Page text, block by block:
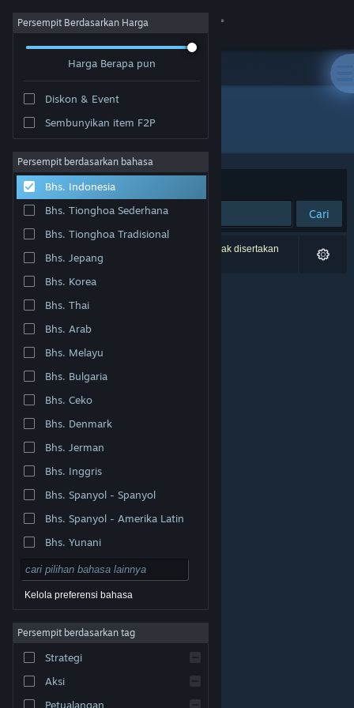
Login
Tentang
Bantuan
Ubah bahasa
Dapatkan Aplikasi Seluler Steam
Lihat situs web desktop
Undang. Semua merek dagang merupakan hak pemilik
Legal| Aksesibilitas
Pengembalian Dana
Persempit Berdasarkan Harga
Harga Berapa pun
Diskon & Event
Sembunyikan item F2P
Persempit berdasarkan bahasa
Bhs. Indonesia
Bhs. Tionghoa Sederhana
Bhs. Tionghoa Tradisional
Bhs. Jepang
Bhs. Korea
Bhs. Thai
Bhs. Arab
Bhs. Melayu
Bhs. Bulgaria
Bhs. Ceko
Bhs. Denmark
Bhs. Jerman
Bhs. Inggris
Bhs. Spanyol - Spanyol
Bhs. Spanyol - Amerika Latin
Bhs. Yunani
Kelola preferensi bahasa
Persempit berdasarkan tag
Strategi
Aksi
Petualangan
Penerbit: Ignacio Medina
Berdasarkan Relevansi
Cari
0 hasil cocok dengan pencarianmu. 2 produk tidak disertakan
berdasarkan preferensimu.